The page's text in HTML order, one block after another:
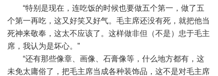
“特别是现在，连吃饭的时候也要做五个第一，做了五
个第一再吃，这又好笑又好气。毛主席还没有死，就把他当
死神来敬奉，这太不应该了。这样做非但（不是）忠于毛主
席，我认为是坏心。”
“还有那些像章、画像、石膏像等，什么地方都有，这
未免太庸俗了，把毛主席当成各种装饰品，这不是对毛主席